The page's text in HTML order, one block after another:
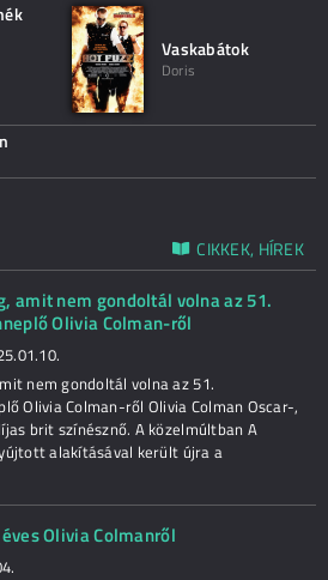
Vaskabátok
Doris
CIKKEK, HÍREK
amit nem gondoltál volna az 51.
Olivia Colman-ről
nem gondoltál volna az 51.
Olivia Colman-ről Olivia Colman Oscar-,
brit színésznő. A közelmúltban A
alakításával került újra a
Olivia Colmanről